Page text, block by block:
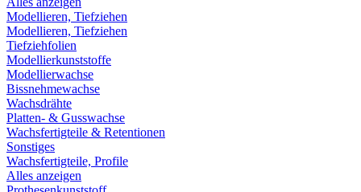
Modellieren, Tiefziehen
Modellieren, Tiefziehen
Tiefziehfolien
Modellierkunststoffe
Modellierwachse
Bissnehmewachse
Wachsdrähte
Platten- & Gusswachse
Wachsfertigteile & Retentionen
Sonstiges
Wachsfertigteile, Profile
Alles anzeigen